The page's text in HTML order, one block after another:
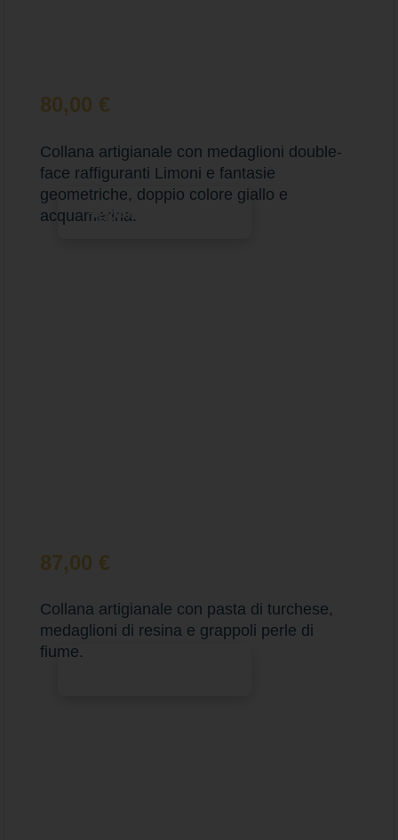
80,00 €
Collana artigianale con medaglioni double-
face raffiguranti Limoni e fantasie
geometriche, doppio colore giallo e
acquamarina.Aggiungi al carrello
87,00 €
Collana artigianale con pasta di turchese,
medaglioni di resina e grappoli perle di
fiume.